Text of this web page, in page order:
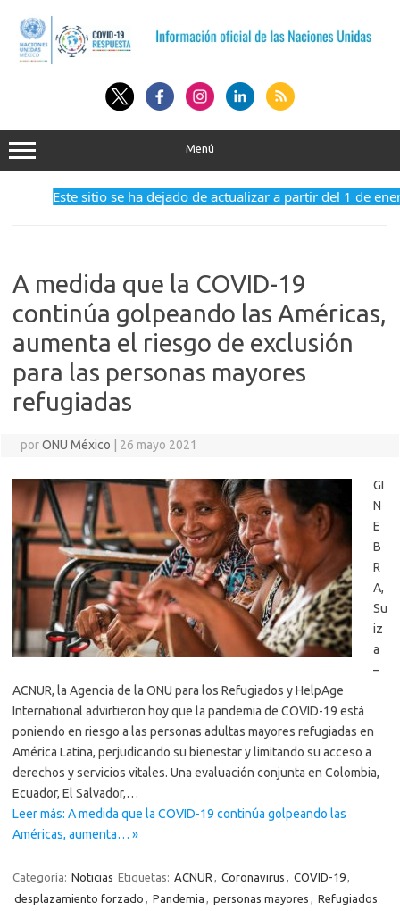
contenido
Menú
Este sitio se ha dejado de actualizar a partir del 1 de
A medida que la COVID-19
continúa golpeando las Américas,
aumenta el riesgo de exclusión
para las personas mayores
refugiadas
porONU México 26 mayo 2021
GI
N
E
B
R
A,
Su
iz
a
–
ACNUR, la Agencia de la ONU para los Refugiados y HelpAge
International advirtieron hoy que la pandemia de COVID-19 está
poniendo en riesgo a las personas adultas mayores refugiadas en
América Latina, perjudicando su bienestar y limitando su acceso a
derechos y servicios vitales. Una evaluación conjunta en Colombia,
Ecuador, El Salvador,…
Leer más: A medida que la COVID-19 continúa golpeando las
Américas, aumenta… »
Categoría: Noticias Etiquetas: ACNUR , Coronavirus , COVID-19,
desplazamiento forzado , Pandemia , personas mayores , Refugiados